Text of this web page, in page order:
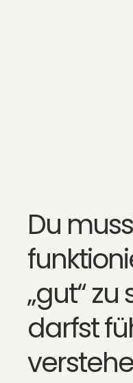
Du
„gut“
darfst